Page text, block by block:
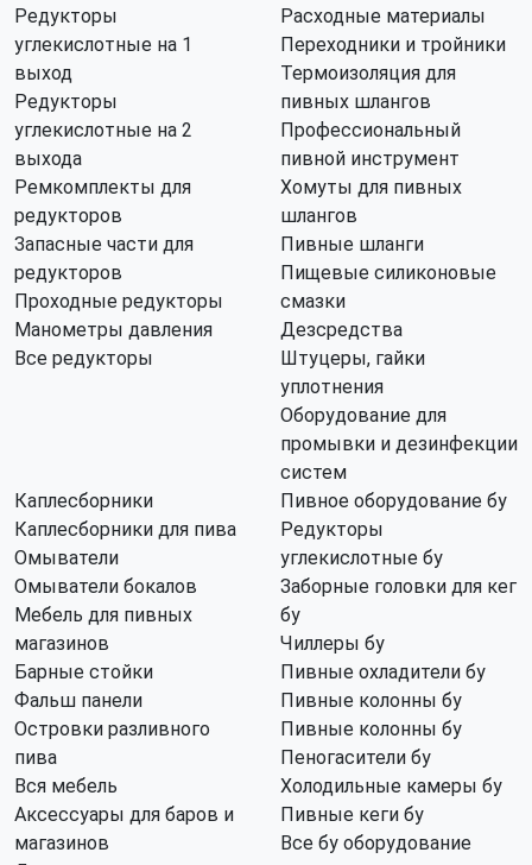
Редукторы
углекислотные на 1
выход
Редукторы
углекислотные на 2
выхода
Ремкомплекты для
редукторов
Запасные части для
редукторов
Проходные редукторы
Манометры давления
Все редукторы
Расходные материалы
Переходники и тройники
Термоизоляция для
пивных шлангов
Профессиональный
пивной инструмент
Хомуты для пивных
шлангов
Пивные шланги
Пищевые силиконовые
смазки
Дезсредства
Штуцеры, гайки
уплотнения
Оборудование для
промывки и дезинфекции
систем
Каплесборники
Каплесборники для пива
Омыватели
Омыватели бокалов
Мебель для пивных
магазинов
Барные стойки
Фальш панели
Островки разливного
пива
Вся мебель
Аксессуары для баров и
магазинов
Пивное оборудование бу
Редукторы
углекислотные бу
Заборные головки для кег
бу
Чиллеры бу
Пивные охладители бу
Пивные колонны бу
Пивные колонны бу
Пеногасители бу
Холодильные камеры бу
Пивные кеги бу
Все бу оборудование